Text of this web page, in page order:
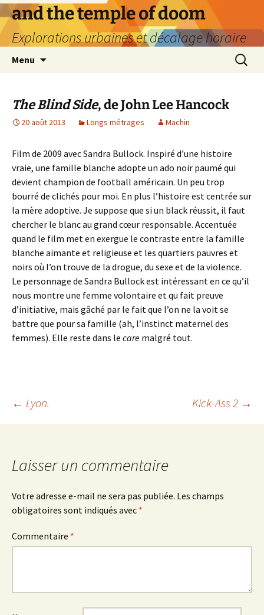
Aller
au
contenu
and the temple of doom
Explorations urbaines et décalage horaire
Menu
The Blind Side, de John Lee Hancock
20 août 2013 Longs métrages Machin
Film de 2009 avec Sandra Bullock. Inspiré d’une histoire
vraie, une famille blanche adopte un ado noir paumé qui
devient champion de football américain. Un peu trop
bourré de clichés pour moi. En plus l’histoire est centrée sur
la mère adoptive. Je suppose que si un black réussit, il faut
chercher le blanc au grand cœur responsable. Accentuée
quand le film met en exergue le contraste entre la famille
blanche aimante et religieuse et les quartiers pauvres et
noirs où l’on trouve de la drogue, du sexe et de la violence.
Le personnage de Sandra Bullock est intéressant en ce qu’il
nous montre une femme volontaire et qu fait preuve
d’initiative, mais gâché par le fait que l’on ne la voit se
battre que pour sa famille (ah, l’instinct maternel des
femmes). Elle reste dans le care malgré tout.
Navigation
articles
← Lyon. Kick-Ass 2 →
Laisser un commentaire
Votre adresse e-mail ne sera pas publiée. Les champs
obligatoires sont indiqués avec *
Commentaire *